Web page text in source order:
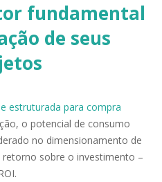
fundamental
de seus
estruturada para compra
o potencial de consumo
no dimensionamento de
sobre o investimento –